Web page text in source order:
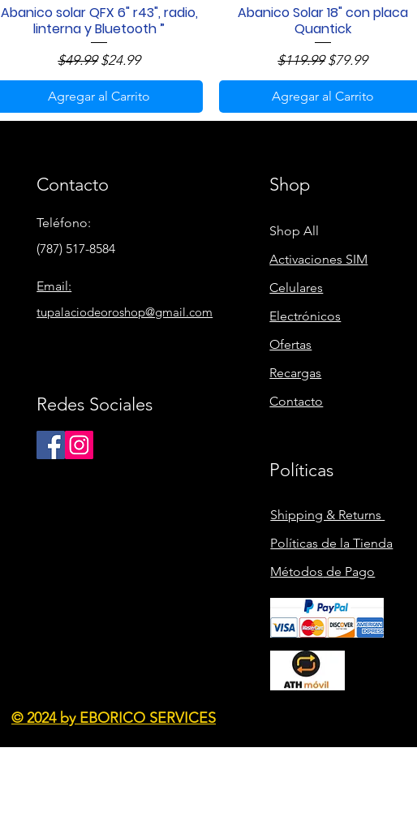
Vista rápida
Abanico solar QFX 6" r43", radio,
linterna y Bluetooth ”
Precio
$49.99 Precio de oferta
$24.99
Agregar al Carrito
Vista rápida
Abanico Solar 18" con placa
Quantick
Precio
$119.99 Precio de oferta
$79.99
Agregar al Carrito
Contacto
Teléfono:
(787) 517-8584
Email:
tupalaciodeoroshop@gmail.com
Redes Sociales
Shop
Shop All
Activaciones SIM
Celulares
Electrónicos
Ofertas
Recargas
Contacto
Políticas
Shipping & Returns
Políticas de la Tienda
Métodos de Pago
© 2024 by EBORICO SERVICES